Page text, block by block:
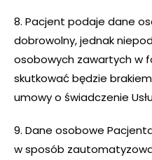
8. Pacjent podaje dane
dobrowolny, jednak
osobowych zawartych w
skutkować będzie
umowy o świadczenie
9. Dane osobowe
w sposób